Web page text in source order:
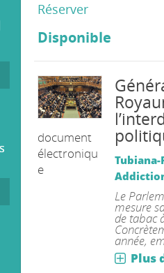
Réserver
Disponible
document
électroniqu
e
Tubiana-
Le
mesure
de tabac
année,
Plus